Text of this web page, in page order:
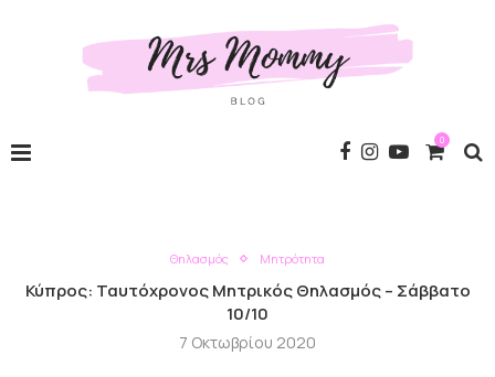
0
Θηλασμός Μητρότητα
Κύπρος: Ταυτόχρονος Μητρικός Θηλασμός – Σάββατο
10/10
7 Οκτωβρίου 2020